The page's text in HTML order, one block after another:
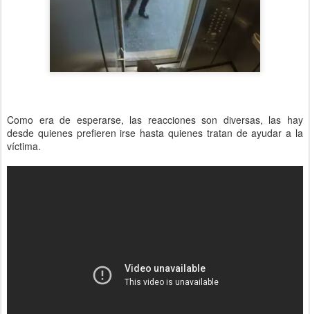
Como era de esperarse, las reacciones son diversas, las hay
desde quienes prefieren irse hasta quienes tratan de ayudar a la
víctima.